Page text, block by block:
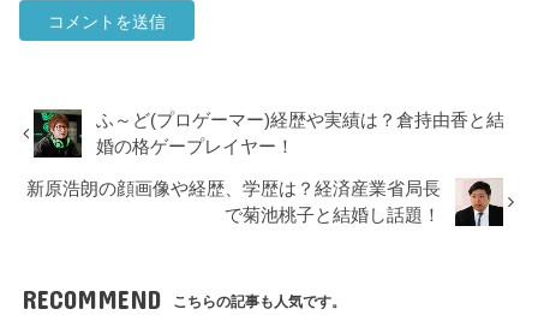
ふ～ど(プロゲーマー)経歴や実績は？倉持由香と結
婚の格ゲープレイヤー！
新原浩朗の顔画像や経歴、学歴は？経済産業省局長
で菊池桃子と結婚し話題！
RECOMMEND こちらの記事も人気です。